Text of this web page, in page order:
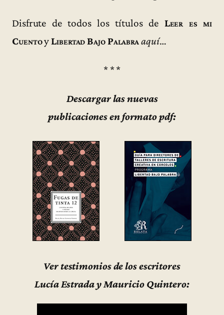
Disfrute de todos los títulos de Leer es mi
CuentoyLibertad Bajo Palabraaquí…
* * *
Descargar las nuevas
publicaciones en formato pdf:
Ver testimonios de los escritores
Lucía Estrada y Mauricio Quintero: